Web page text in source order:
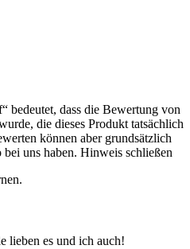
bedeutet, dass die Bewertung von
die dieses Produkt tatsächlich
können aber grundsätzlich
uns haben. Hinweis schließen
lieben es und ich auch!